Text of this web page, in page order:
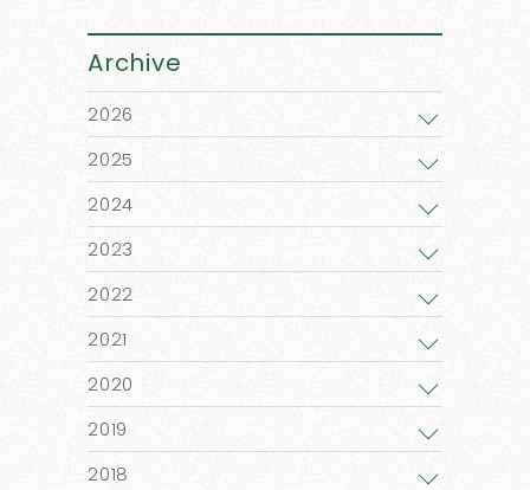
Archive
2026
2025
2024
2023
2022
2021
2020
2019
2018